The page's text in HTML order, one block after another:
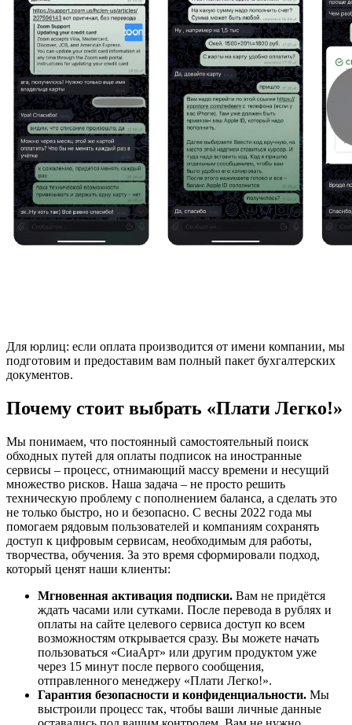
Для юрлиц: если оплата производится от имени компании, мы
подготовим и предоставим вам полный пакет бухгалтерских
документов.
Почему стоит выбрать «Плати Легко!»
Мы понимаем, что постоянный самостоятельный поиск
обходных путей для оплаты подписок на иностранные
сервисы – процесс, отнимающий массу времени и несущий
множество рисков. Наша задача – не просто решить
техническую проблему с пополнением баланса, а сделать это
не только быстро, но и безопасно. С весны 2022 года мы
помогаем рядовым пользователей и компаниям сохранять
доступ к цифровым сервисам, необходимым для работы,
творчества, обучения. За это время сформировали подход,
который ценят наши клиенты:
Мгновенная активация подписки. Вам не придётся
ждать часами или сутками. После перевода в рублях и
оплаты на сайте целевого сервиса доступ ко всем
возможностям открывается сразу. Вы можете начать
пользоваться «СиаАрт» или другим продуктом уже
через 15 минут после первого сообщения,
отправленного менеджеру «Плати Легко!».
Гарантия безопасности и конфиденциальности. Мы
выстроили процесс так, чтобы ваши личные данные